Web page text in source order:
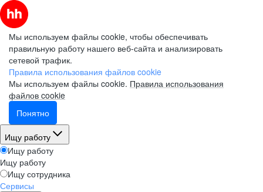
Мы используем файлы cookie, чтобы обеспечивать
правильную работу нашего веб-сайта и анализировать
сетевой трафик.
Правила использования файлов cookie
Мы используем файлы cookie. Правила использования
файлов cookie
Понятно
Ищу работу
Ищу работу
Ищу работу
Ищу сотрудника
Сервисы